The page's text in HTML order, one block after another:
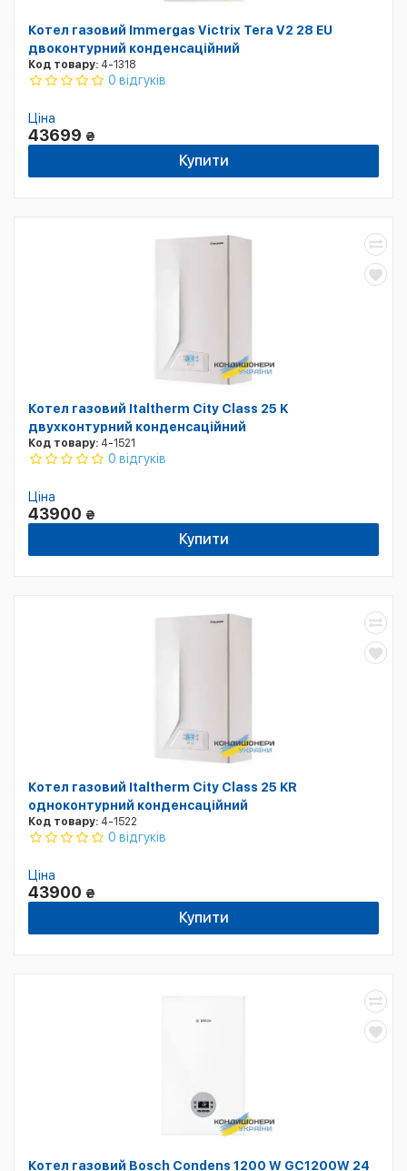
Котел газовий Immergas Victrix Tera V2 28 EU
двоконтурний конденсаційний
Код товару: 4-1318
0 відгуків
Ціна
43699 ₴
Купити
Котел газовий Italtherm City Class 25 K
двухконтурний конденсаційний
Код товару: 4-1521
0 відгуків
Ціна
43900 ₴
Купити
Котел газовий Italtherm City Class 25 KR
одноконтурний конденсаційний
Код товару: 4-1522
0 відгуків
Ціна
43900 ₴
Купити
Котел газовий Bosch Condens 1200 W GC1200W 24